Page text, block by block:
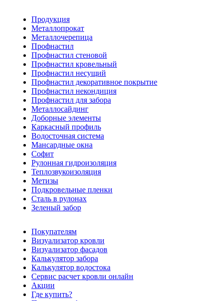
Продукция
Металлопрокат
Металлочерепица
Профнастил
Профнастил стеновой
Профнастил кровельный
Профнастил несущий
Профнастил декоративное покрытие
Профнастил некондиция
Профнастил для забора
Металлосайдинг
Доборные элементы
Каркасный профиль
Водосточная система
Мансардные окна
Софит
Рулонная гидроизоляция
Теплозвукоизоляция
Метизы
Подкровельные пленки
Сталь в рулонах
Зеленый забор
Покупателям
Визуализатор кровли
Визуализатор фасадов
Калькулятор забора
Калькулятор водостока
Сервис расчет кровли онлайн
Акции
Где купить?